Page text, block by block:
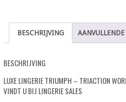
BESCHRIJVING
BESCHRIJVING
LUXE LINGERIE TRIUMPH – TRIACTION
VINDT U BIJ LINGERIE SALES